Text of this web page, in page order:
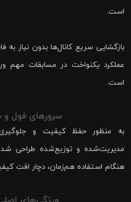
است.
عملکرد یکنواخت در مسابقات مهم
است.
سرورهای فول و
به منظور حفظ کیفیت و
مدیریت‌شده و توزیع‌شده طراحی
هنگام استفاده هم‌زمان، دچار افت